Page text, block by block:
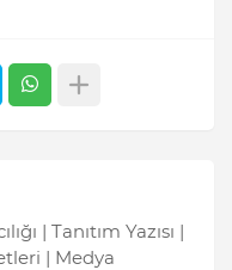
| Tanıtım Yazısı |
| Medya